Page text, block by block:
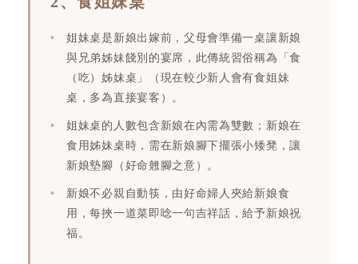
姐妹桌是新娘出嫁前，父母會準備一桌讓新娘
與兄弟姊妹餞別的宴席，此傳統習俗稱為「食
（吃）姊妹桌」（現在較少新人會有食姐妹
桌，多為直接宴客）。
姐妹桌的人數包含新娘在內需為雙數；新娘在
食用姊妹桌時，需在新娘腳下擺張小矮凳，讓
新娘墊腳（好命翹腳之意）。
新娘不必親自動筷，由好命婦人夾給新娘食
用，每挾一道菜即唸一句吉祥話，給予新娘祝
福。